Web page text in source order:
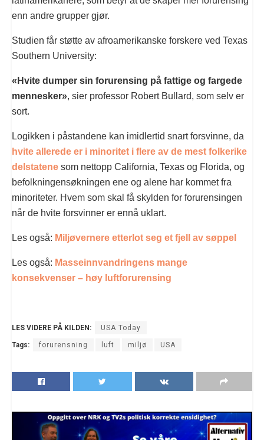
enn andre grupper gjør.
Studien får støtte av afroamerikanske forskere ved Texas
Southern University:
«Hvite dumper sin forurensing på fattige og fargede
mennesker», sier professor Robert Bullard, som selv er
sort.
Logikken i påstandene kan imidlertid snart forsvinne, da
hvite allerede er i minoritet i flere av de mest folkerike
delstatene som nettopp California, Texas og Florida, og
befolkningensøkningen ene og alene har kommet fra
minoriteter. Hvem som skal få skylden for forurensingen
når de hvite forsvinner er ennå uklart.
Les også: Miljøvernere etterlot seg et fjell av søppel
Les også: Masseinnvandringens mange
konsekvenser – høy luftforurensing
LES VIDERE PÅ KILDEN: USA Today
Tags: forurensning luft miljø USA